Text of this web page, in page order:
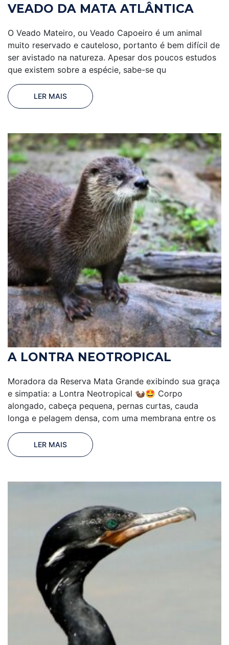
VEADO DA MATA ATLÂNTICA
O Veado Mateiro, ou Veado Capoeiro é um animal
muito reservado e cauteloso, portanto é bem difícil de
ser avistado na natureza. Apesar dos poucos estudos
que existem sobre a espécie, sabe-se qu
LER MAIS
A LONTRA NEOTROPICAL
Moradora da Reserva Mata Grande exibindo sua graça
e simpatia: a Lontra Neotropical 🦦🤩 Corpo
alongado, cabeça pequena, pernas curtas, cauda
longa e pelagem densa, com uma membrana entre os
LER MAIS